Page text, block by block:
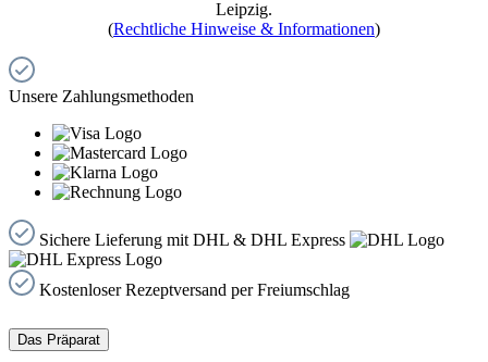
Leipzig.
(Rechtliche Hinweise & Informationen)
Unsere Zahlungsmethoden
Sichere Lieferung mit DHL & DHL Express
Kostenloser Rezeptversand per Freiumschlag
Das Präparat